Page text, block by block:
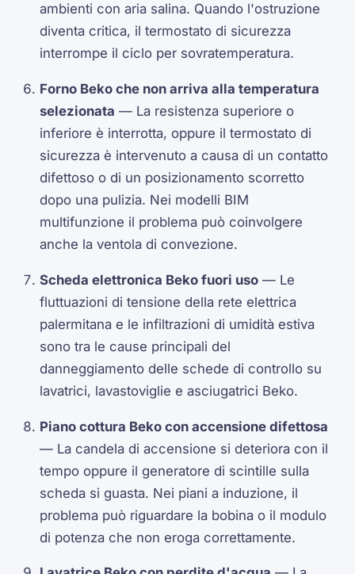
ambienti con aria salina. Quando l'ostruzione
diventa critica, il termostato di sicurezza
interrompe il ciclo per sovratemperatura.
Forno Beko che non arriva alla temperatura
selezionata — La resistenza superiore o
inferiore è interrotta, oppure il termostato di
sicurezza è intervenuto a causa di un contatto
difettoso o di un posizionamento scorretto
dopo una pulizia. Nei modelli BIM
multifunzione il problema può coinvolgere
anche la ventola di convezione.
Scheda elettronica Beko fuori uso — Le
fluttuazioni di tensione della rete elettrica
palermitana e le infiltrazioni di umidità estiva
sono tra le cause principali del
danneggiamento delle schede di controllo su
lavatrici, lavastoviglie e asciugatrici Beko.
Piano cottura Beko con accensione difettosa
— La candela di accensione si deteriora con il
tempo oppure il generatore di scintille sulla
scheda si guasta. Nei piani a induzione, il
problema può riguardare la bobina o il modulo
di potenza che non eroga correttamente.